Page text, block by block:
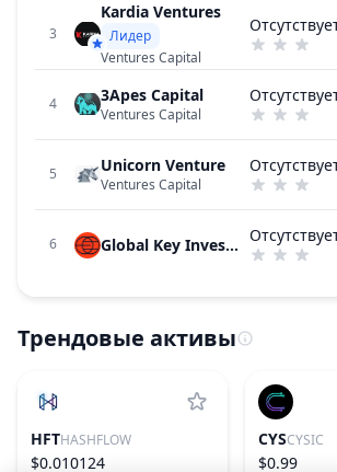
3
Kardia Ventures
Лидер
Ventures Capital
4 3Apes Capital
Ventures Capital
5 Unicorn Venture
Ventures Capital
6 Global Key Investment
Трендовые активы
HFTHASHFLOW
$0.010124
CYSCYSIC
$0.99